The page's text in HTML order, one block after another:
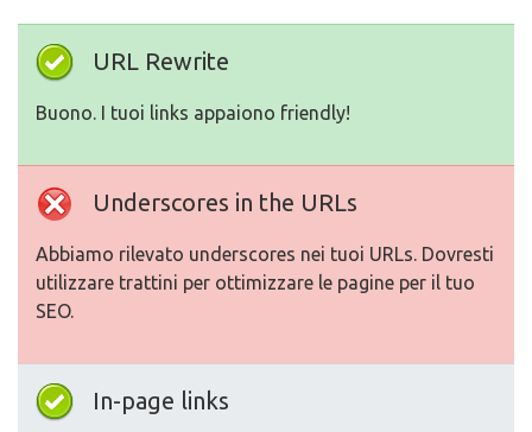
URL Rewrite
Buono. I tuoi links appaiono friendly!
Underscores in the URLs
Abbiamo rilevato underscores nei tuoi URLs. Dovresti
utilizzare trattini per ottimizzare le pagine per il tuo
SEO.
In-page links